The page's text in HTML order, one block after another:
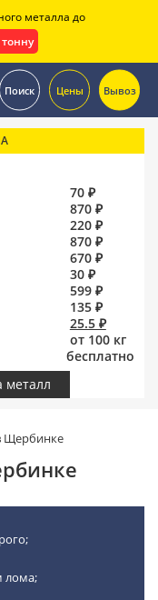
Поиск Цены Вывоз
70 ₽
870 ₽
220 ₽
870 ₽
670 ₽
30 ₽
599 ₽
135 ₽
25.5 ₽
от 100 кг
бесплатно
металл
Щербинке
лома;
металла до